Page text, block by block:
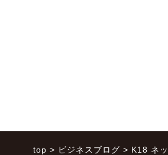
top ビジネスブログ
K18 ネ